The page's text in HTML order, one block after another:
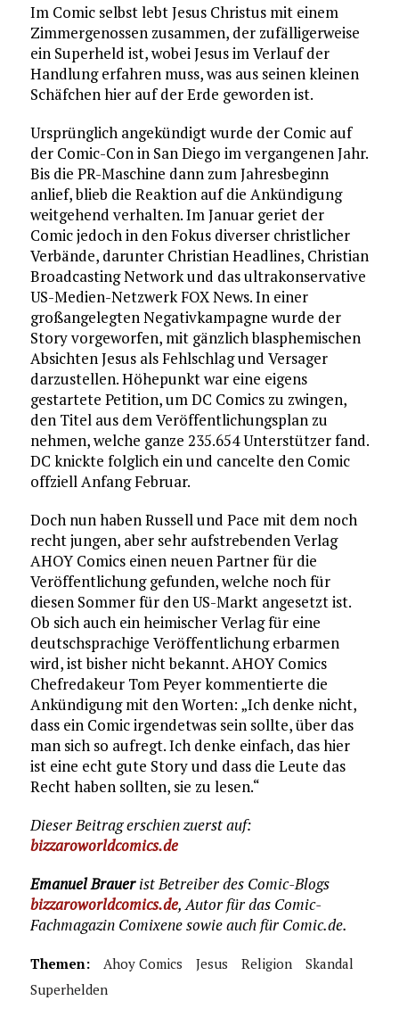
Im Comic selbst lebt Jesus Christus mit einem
Zimmergenossen zusammen, der zufälligerweise
ein Superheld ist, wobei Jesus im Verlauf der
Handlung erfahren muss, was aus seinen kleinen
Schäfchen hier auf der Erde geworden ist.
Ursprünglich angekündigt wurde der Comic auf
der Comic-Con in San Diego im vergangenen Jahr.
Bis die PR-Maschine dann zum Jahresbeginn
anlief, blieb die Reaktion auf die Ankündigung
weitgehend verhalten. Im Januar geriet der
Comic jedoch in den Fokus diverser christlicher
Verbände, darunter Christian Headlines, Christian
Broadcasting Network und das ultrakonservative
US-Medien-Netzwerk FOX News. In einer
großangelegten Negativkampagne wurde der
Story vorgeworfen, mit gänzlich blasphemischen
Absichten Jesus als Fehlschlag und Versager
darzustellen. Höhepunkt war eine eigens
gestartete Petition, um DC Comics zu zwingen,
den Titel aus dem Veröffentlichungsplan zu
nehmen, welche ganze 235.654 Unterstützer fand.
DC knickte folglich ein und cancelte den Comic
offziell Anfang Februar.
Doch nun haben Russell und Pace mit dem noch
recht jungen, aber sehr aufstrebenden Verlag
AHOY Comics einen neuen Partner für die
Veröffentlichung gefunden, welche noch für
diesen Sommer für den US-Markt angesetzt ist.
Ob sich auch ein heimischer Verlag für eine
deutschsprachige Veröffentlichung erbarmen
wird, ist bisher nicht bekannt. AHOY Comics
Chefredakeur Tom Peyer kommentierte die
Ankündigung mit den Worten: „Ich denke nicht,
dass ein Comic irgendetwas sein sollte, über das
man sich so aufregt. Ich denke einfach, das hier
ist eine echt gute Story und dass die Leute das
Recht haben sollten, sie zu lesen.“
Dieser Beitrag erschien zuerst auf:
bizzaroworldcomics.de
Emanuel Brauerist Betreiber des Comic-Blogs
bizzaroworldcomics.de, Autor für das Comic-
Fachmagazin Comixene sowie auch für Comic.de.
Themen: Ahoy Comics Jesus Religion
Skandal
Superhelden